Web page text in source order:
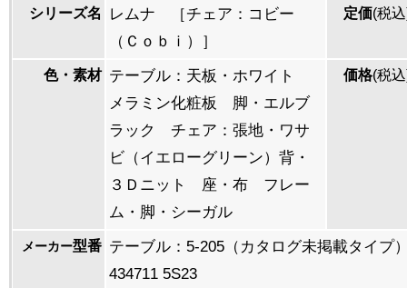
シリーズ名
レムナ ［チェア：コビー
（Ｃｏｂｉ）］
定価(税
色・素材 テーブル：天板・ホワイト
メラミン化粧板 脚・エルブ
ラック チェア：張地・ワサ
ビ（イエローグリーン）背・
３Ｄニット 座・布 フレー
ム・脚・シーガル
価格(税
メーカー型番 テーブル：5-205（カタログ未掲載タイ
434711 5S23